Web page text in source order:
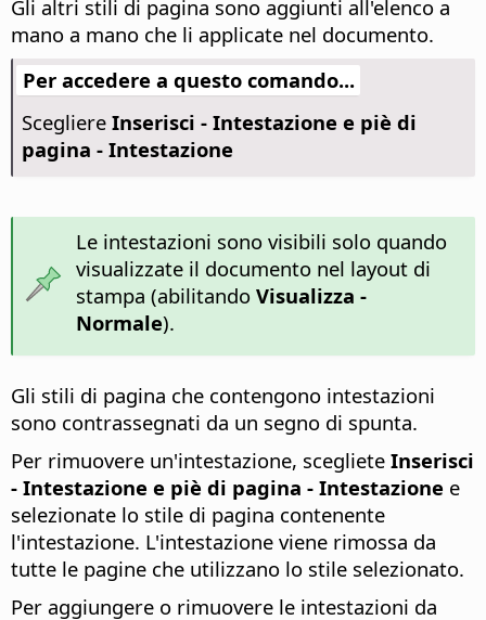
Gli altri stili di pagina sono aggiunti all'elenco a
mano a mano che li applicate nel documento.
Per accedere a questo comando...
Scegliere Inserisci - Intestazione e piè di
pagina - Intestazione
Le intestazioni sono visibili solo quando
visualizzate il documento nel layout di
stampa (abilitando Visualizza -
Normale).
Gli stili di pagina che contengono intestazioni
sono contrassegnati da un segno di spunta.
Per rimuovere un'intestazione, scegliete Inserisci
- Intestazione e piè di pagina - Intestazione e
selezionate lo stile di pagina contenente
l'intestazione. L'intestazione viene rimossa da
tutte le pagine che utilizzano lo stile selezionato.
Per aggiungere o rimuovere le intestazioni da